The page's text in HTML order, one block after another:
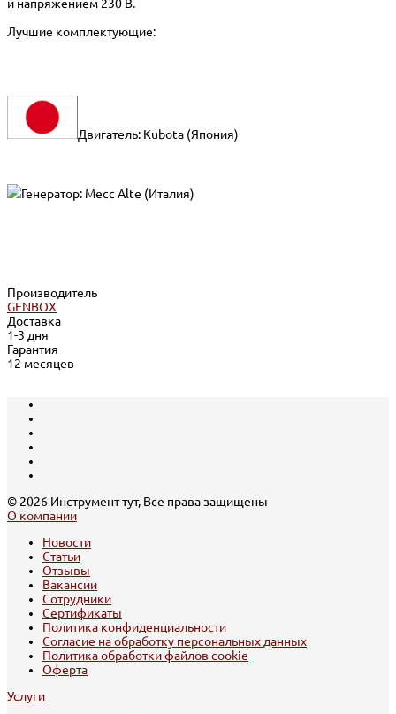
и напряжением 230 В.
Лучшие комплектующие:
Двигатель: Kubota (Япония)
Генератор: Mecc Alte (Италия)
Производитель
GENBOX
Доставка
1-3 дня
Гарантия
12 месяцев
© 2026 Инструмент тут, Все права защищены
О компании
Новости
Статьи
Отзывы
Вакансии
Сотрудники
Сертификаты
Политика конфиденциальности
Согласие на обработку персональных данных
Политика обработки файлов cookie
Оферта
Услуги